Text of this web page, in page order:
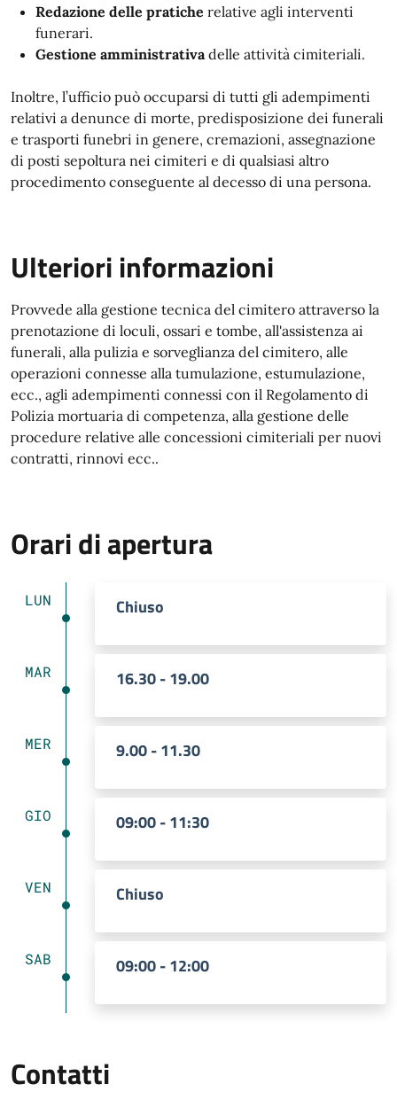
Redazione delle pratiche relative agli interventi
funerari.
Gestione amministrativadelle attività cimiteriali.
Inoltre, l’ufficio può occuparsi di tutti gli adempimenti
relativi a denunce di morte, predisposizione dei funerali
e trasporti funebri in genere, cremazioni, assegnazione
di posti sepoltura nei cimiteri e di qualsiasi altro
procedimento conseguente al decesso di una persona.
Ulteriori informazioni
Provvede alla gestione tecnica del cimitero attraverso la
prenotazione di loculi, ossari e tombe, all'assistenza ai
funerali, alla pulizia e sorveglianza del cimitero, alle
operazioni connesse alla tumulazione, estumulazione,
ecc., agli adempimenti connessi con il Regolamento di
Polizia mortuaria di competenza, alla gestione delle
procedure relative alle concessioni cimiteriali per nuovi
contratti, rinnovi ecc..
Orari di apertura
LUN Chiuso
MAR 16.30 - 19.00
MER 9.00 - 11.30
GIO 09:00 - 11:30
VEN Chiuso
SAB 09:00 - 12:00
Contatti